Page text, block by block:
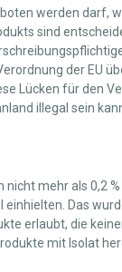
werden darf,
sind
der EU
Lücken für den
illegal sein
mehr als 0,2
einhielten. Das
erlaubt, die
mit Isolat